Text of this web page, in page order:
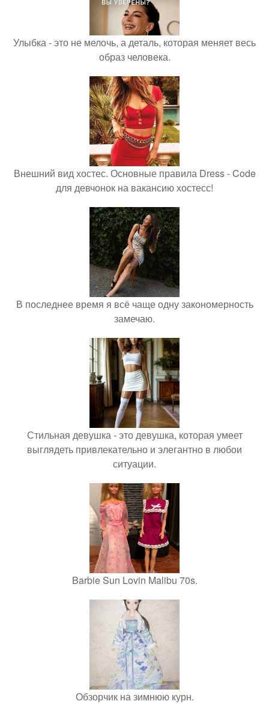
Улыбка - это не мелочь, а деталь, которая меняет весь
образ человека.
Внешний вид хостес. Основные правила Dress - Code
для девчонок на вакансию хостесс!
В последнее время я всё чаще одну закономерность
замечаю.
Стильная девушка - это девушка, которая умеет
выглядеть привлекательно и элегантно в любои
ситуации.
Barbie Sun Lovin Malibu 70s.
Обзорчик на зимнюю курн.